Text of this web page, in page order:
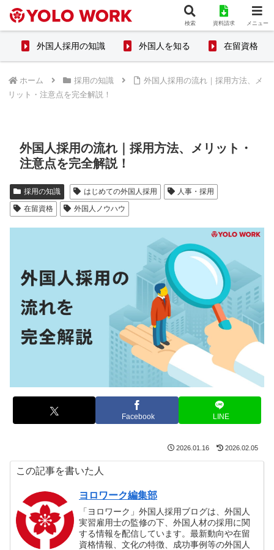
外国人採用の知識 外国人を知る 在留資格
ホーム 採用の知識
外国人採用の流れ｜採用方法、メ
リット・注意点を完全解説！
外国人採用の流れ｜採用方法、メリット・
注意点を完全解説！
採用の知識 はじめての外国人採用
人事・採用
在留資格
外国人ノウハウ
Facebook LINE
2026.01.16 2026.02.05
この記事を書いた人
ヨロワーク編集部
「ヨロワーク」外国人採用ブログは、外国人
実習雇用士の監修の下、外国人材の採用に関
する情報を配信しています。最新動向や在留
資格情報、文化の特徴、成功事例等の外国人
検索 資料請求 メニュー